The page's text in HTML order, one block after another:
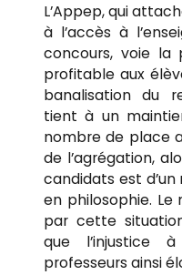
L’Appep, qui
à l’accès à
concours, voie
profitable aux
banalisation du
tient à un
nombre de place
de l’agrégation,
candidats est
en philosophie.
par cette
que l’injustice
professeurs ainsi